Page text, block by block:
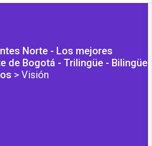
Norte - Los mejores
de Bogotá - Trilingüe - Bilingüe
> Visión